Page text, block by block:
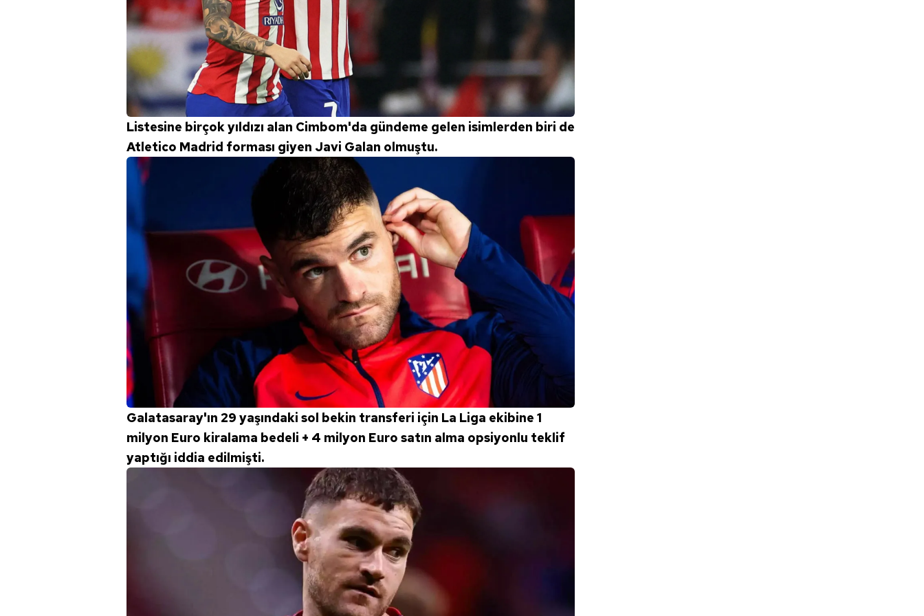
mevzuata uygun olarak kullanılan çerezlerle ilgili bilgi almak için lütfen
tıklayınız
Listesine birçok yıldızı alan Cimbom'da gündeme gelen isimlerden biri de
Atletico Madrid forması giyen Javi Galan olmuştu.
Galatasaray'ın 29 yaşındaki sol bekin transferi için La Liga ekibine 1
milyon Euro kiralama bedeli + 4 milyon Euro satın alma opsiyonlu teklif
yaptığı iddia edilmişti.